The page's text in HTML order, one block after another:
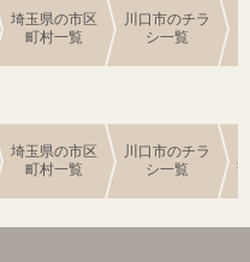
埼玉県の市区
町村一覧
川口市のチラ
シ一覧
埼玉県の市区
町村一覧
川口市のチラ
シ一覧